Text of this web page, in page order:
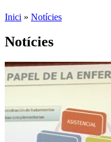
Inici » Notícies
Notícies